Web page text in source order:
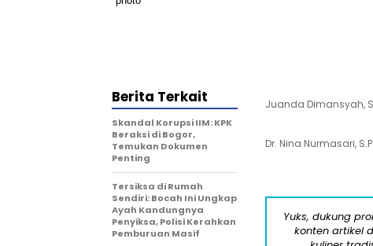
Juanda Dimansyah,
Dr. Nina Nurmasari,
Yuks, dukung
konten artikel
Berita Terkait
Skandal Korupsi IIM: KPK
Beraksi di Bogor,
Temukan Dokumen
Penting
Tersiksa di Rumah
Sendiri: Bocah Ini Ungkap
Ayah Kandungnya
Penyiksa, Polisi Kerahkan
Pemburuan Masif